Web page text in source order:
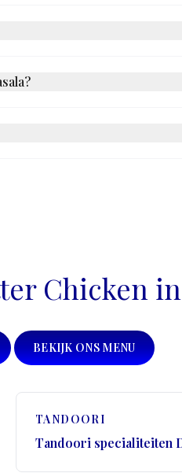
kinderen eten het graag. Als u
mee - de saus blijft rijk en romig
de sauzen zijn fundamenteel
Chicken
BEKIJK ONS MENU
TANDOORI
Tandoori specialiteiten